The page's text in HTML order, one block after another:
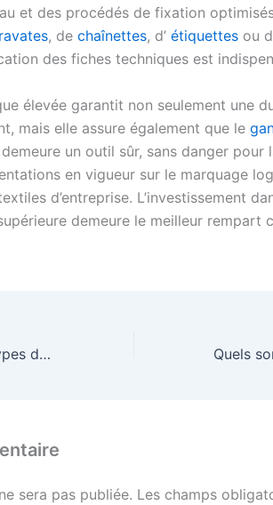
et des procédés de fixation
, de chaînettes, d’ étiquettes ou
des fiches techniques est
élevée garantit non seulement une
mais elle assure également que le
un outil sûr, sans danger pour
en vigueur sur le marquage
d’entreprise. L’investissement
demeure le meilleur rempart
Quels sont les différents types de cols pour les vêtements personnalisés pour bébés ?
sera pas publiée. Les champs